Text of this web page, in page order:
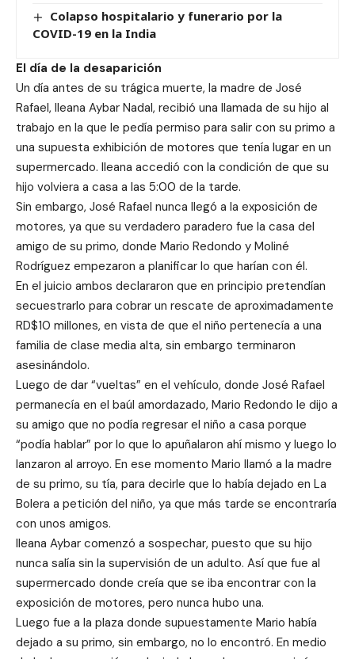
Colapso hospitalario y funerario por la
COVID-19 en la India
El día de la desaparición
Un día antes de su trágica muerte, la madre de José
Rafael, Ileana Aybar Nadal, recibió una llamada de su hijo al
trabajo en la que le pedía permiso para salir con su primo a
una supuesta exhibición de motores que tenía lugar en un
supermercado. Ileana accedió con la condición de que su
hijo volviera a casa a las 5:00 de la tarde.
Sin embargo, José Rafael nunca llegó a la exposición de
motores, ya que su verdadero paradero fue la casa del
amigo de su primo, donde Mario Redondo y Moliné
Rodríguez empezaron a planificar lo que harían con él.
En el juicio ambos declararon que en principio pretendían
secuestrarlo para cobrar un rescate de aproximadamente
RD$10 millones, en vista de que el niño pertenecía a una
familia de clase media alta, sin embargo terminaron
asesinándolo.
Luego de dar “vueltas” en el vehículo, donde José Rafael
permanecía en el baúl amordazado, Mario Redondo le dijo a
su amigo que no podía regresar el niño a casa porque
“podía hablar” por lo que lo apuñalaron ahí mismo y luego lo
lanzaron al arroyo. En ese momento Mario llamó a la madre
de su primo, su tía, para decirle que lo había dejado en La
Bolera a petición del niño, ya que más tarde se encontraría
con unos amigos.
Ileana Aybar comenzó a sospechar, puesto que su hijo
nunca salía sin la supervisión de un adulto. Así que fue al
supermercado donde creía que se iba encontrar con la
exposición de motores, pero nunca hubo una.
Luego fue a la plaza donde supuestamente Mario había
dejado a su primo, sin embargo, no lo encontró. En medio